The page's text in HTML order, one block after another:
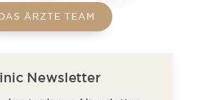
ÄRZTE TEAM
Newsletter